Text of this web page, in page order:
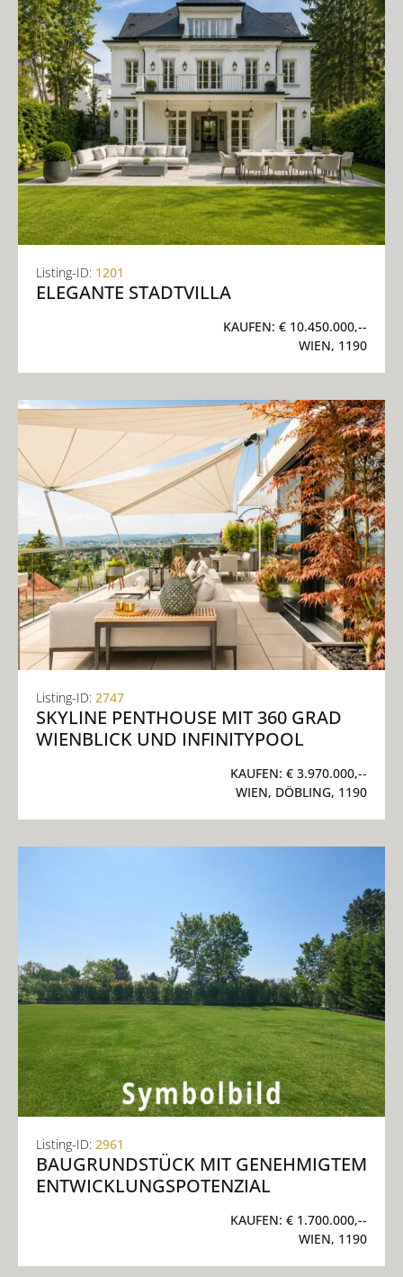
Listing-ID: 1201
ELEGANTE STADTVILLA
KAUFEN: € 10.450.000,--
WIEN, 1190
Listing-ID: 2747
SKYLINE PENTHOUSE MIT 360 GRAD
WIENBLICK UND INFINITYPOOL
KAUFEN: € 3.970.000,--
WIEN, DÖBLING, 1190
Listing-ID: 2961
BAUGRUNDSTÜCK MIT GENEHMIGTEM
ENTWICKLUNGSPOTENZIAL
KAUFEN: € 1.700.000,--
WIEN, 1190